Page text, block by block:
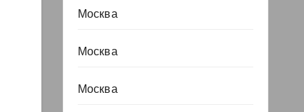
Москва
Москва
Москва